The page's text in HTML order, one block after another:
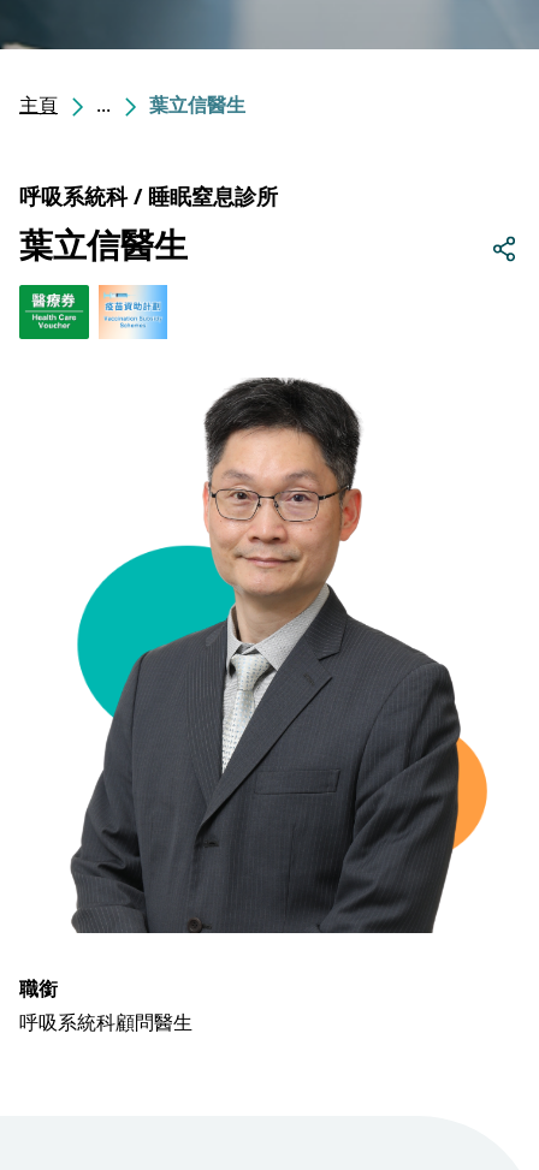
主頁 ... 葉立信醫生
呼吸系統科 / 睡眠窒息診所
葉立信醫生
職銜
呼吸系統科顧問醫生